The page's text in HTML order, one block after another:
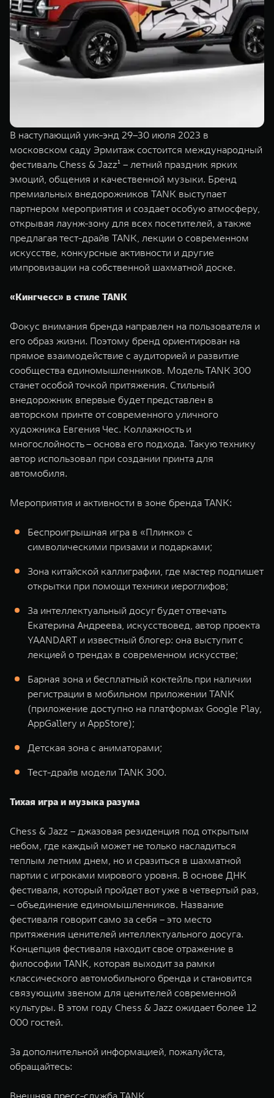
TANK 500
Веди за собой
от 6 499 000 ₽
TANK 700
от 10 199
Расширяя границы комфорта
WEY 80
Масштаб возможностей
от 6 449 000 ₽
WEY 80
ПОКУПКА АВТОМОБИЛЯ
TANK Финансы
Корпоративным клиентам
TANK Лизинг
TANK Страхование
Сервис
Специальные предложения
Моторные масла
Подписки
В наступающий уик-энд 29–30 июля 2023 в
московском саду Эрмитаж состоится международный
фестиваль Chess & Jazz¹ – летний праздник ярких
эмоций, общения и качественной музыки. Бренд
премиальных внедорожников TANK выступает
партнером мероприятия и создает особую атмосферу,
открывая лаунж-зону для всех посетителей, а также
предлагая тест-драйв TANK, лекции о современном
искусстве, конкурсные активности и другие
импровизации на собственной шахматной доске.
«Кингчесс» в стиле TANK
Фокус внимания бренда направлен на пользователя и
его образ жизни. Поэтому бренд ориентирован на
прямое взаимодействие с аудиторией и развитие
сообщества единомышленников. Модель TANK 300
станет особой точкой притяжения. Стильный
внедорожник впервые будет представлен в
авторском принте от современного уличного
художника Евгения Чес. Коллажность и
многослойность – основа его подхода. Такую технику
автор использовал при создании принта для
автомобиля.
Мероприятия и активности в зоне бренда TANK:
Беспроигрышная игра в «Плинко» с
символическими призами и подарками;
Зона китайской каллиграфии, где мастер подпишет
открытки при помощи техники иероглифов;
За интеллектуальный досуг будет отвечать
Екатерина Андреева, искусствовед, автор проекта
YAANDART и известный блогер: она выступит с
лекцией о трендах в современном искусстве;
Барная зона и бесплатный коктейль при наличии
регистрации в мобильном приложении TANK
(приложение доступно на платформах Google Play,
AppGallery и AppStore);
Детская зона с аниматорами;
Тест-драйв модели TANK 300.
Тихая игра и музыка разума
Chess & Jazz – джазовая резиденция под открытым
небом, где каждый может не только насладиться
теплым летним днем, но и сразиться в шахматной
партии с игроками мирового уровня. В основе ДНК
фестиваля, который пройдет вот уже в четвертый раз,
– объединение единомышленников. Название
фестиваля говорит само за себя – это место
притяжения ценителей интеллектуального досуга.
Концепция фестиваля находит свое отражение в
философии TANK, которая выходит за рамки
классического автомобильного бренда и становится
связующим звеном для ценителей современной
культуры. В этом году Chess & Jazz ожидает более 12
000 гостей.
За дополнительной информацией, пожалуйста,
обращайтесь:
Внешняя пресс-служба TANK